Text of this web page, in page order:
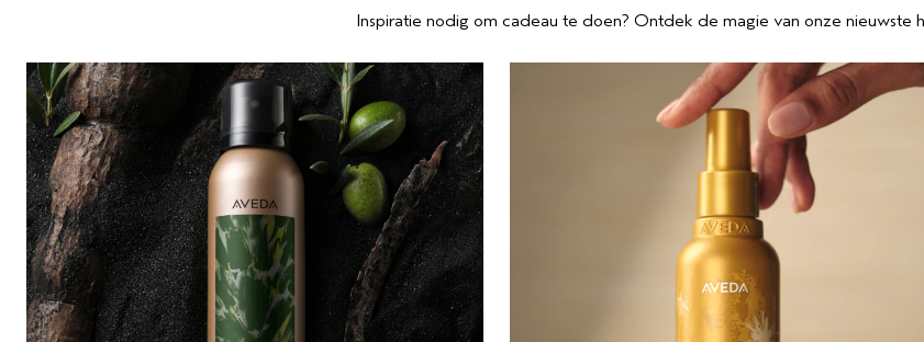
Inspiratie nodig om cadeau te doen? Ontdek de magie van onze nieuwste